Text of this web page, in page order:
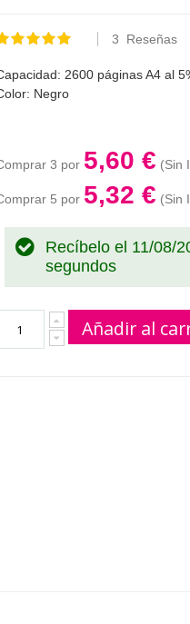
3 Reseñas
2600 páginas A4 al
Negro
3 por 5,60 €
5 por 5,32 €
Recíbelo el 11/08/
segundos
Añadir al